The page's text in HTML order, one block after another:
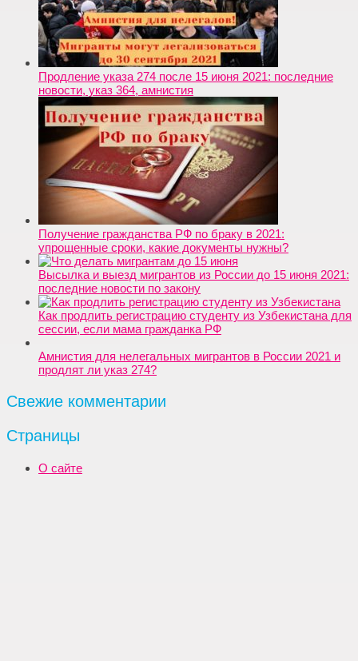
Продление указа 274 после 15 июня 2021: последние
новости, указ 364, амнистия
Получение гражданства РФ по браку в 2021:
упрощенные сроки, какие документы нужны?
Высылка и выезд мигрантов из России до 15 июня 2021:
последние новости по закону
Как продлить регистрацию студенту из Узбекистана для
сессии, если мама гражданка РФ
Амнистия для нелегальных мигрантов в России 2021 и
продлят ли указ 274?
Свежие комментарии
Страницы
О сайте